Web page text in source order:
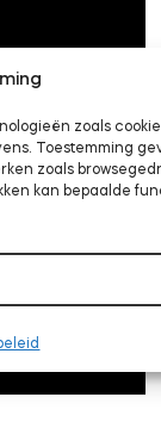
zoals
Toestemming
zoals
kan bepaalde